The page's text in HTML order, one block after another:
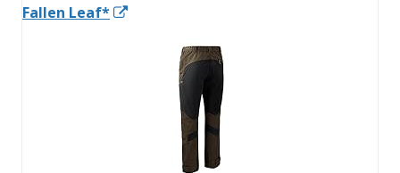
Fallen Leaf*
Fenster